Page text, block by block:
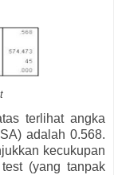
terlihat angka
adalah 0.568.
kecukupan
(yang tanpak